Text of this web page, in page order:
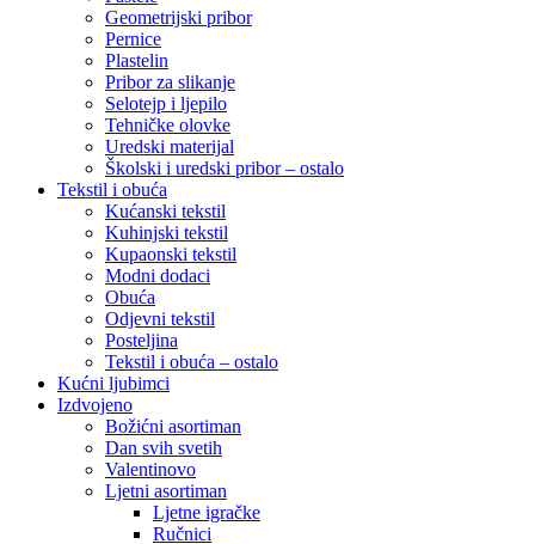
Geometrijski pribor
Pernice
Plastelin
Pribor za slikanje
Selotejp i ljepilo
Tehničke olovke
Uredski materijal
Školski i uredski pribor – ostalo
Tekstil i obuća
Kućanski tekstil
Kuhinjski tekstil
Kupaonski tekstil
Modni dodaci
Obuća
Odjevni tekstil
Posteljina
Tekstil i obuća – ostalo
Kućni ljubimci
Izdvojeno
Božićni asortiman
Dan svih svetih
Valentinovo
Ljetni asortiman
Ljetne igračke
Ručnici